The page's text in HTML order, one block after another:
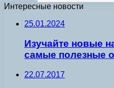
Интересные новости
25.01.2024
Изучайте новые
самые полезные
22.07.2017